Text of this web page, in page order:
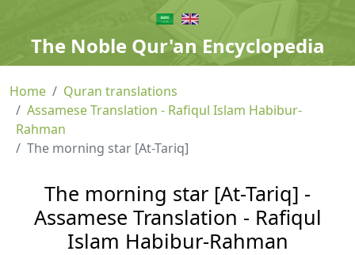
The Noble Qur'an Encyclopedia
Home
Quran translations
Assamese Translation - Rafiqul Islam Habibur-
Rahman
The morning star [At-Tariq]
The morning star [At-Tariq] -
Assamese Translation - Rafiqul
Islam Habibur-Rahman